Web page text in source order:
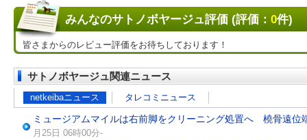
みんなのサトノボヤージュ評価 (評価： 0件)
皆さまからのレビュー評価をお待ちしております！
サトノボヤージュ関連ニュース
netkeibaニュース タレコミニュース
ミュージアムマイルは右前脚をクリーニング処置へ 橈骨遠位
月25日 06時00分-